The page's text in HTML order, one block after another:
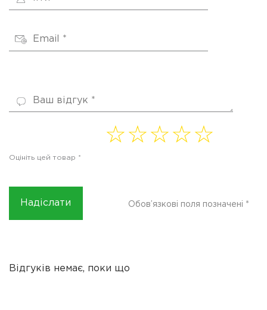
Обов’язкові поля позначені *
Оцініть цей товар *
1 of
2 of
3 of
4
5 of
Відгуків немає, поки що